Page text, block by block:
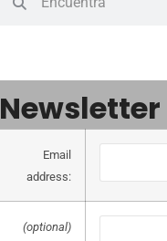
Newsletter
Email
address:
(optional)